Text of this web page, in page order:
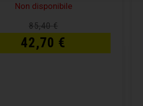
Non disponibile
85,40€
42,70 €